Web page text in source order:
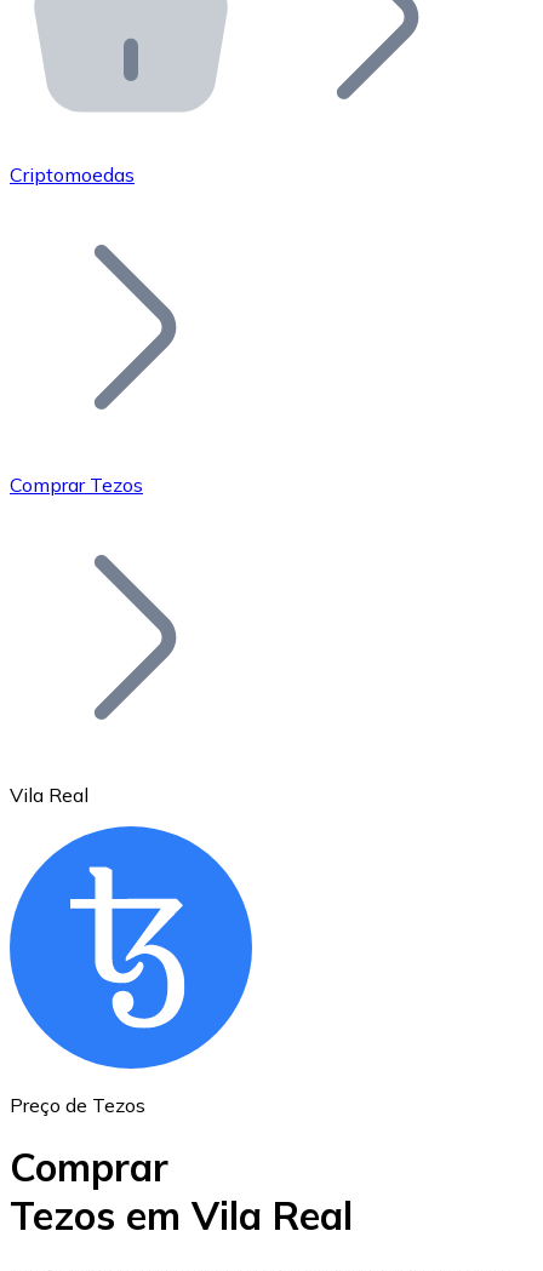
API Bitnovo
Integre nossa API no seu ecossistema.
Junte-se à nossa rede de revendedores e comercialize
Adicione o token do seu projeto ao nosso serviço de
Bitcoin
ETH
Criptomoedas
Comprar Tezos
Vila Real
Preço de Tezos
Comprar
Tezos em Vila Real